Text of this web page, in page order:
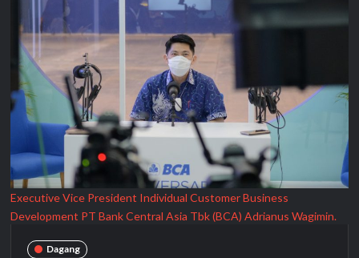
Executive Vice President Individual Customer Business
Development PT Bank Central Asia Tbk (BCA) Adrianus Wagimin.
Dagang